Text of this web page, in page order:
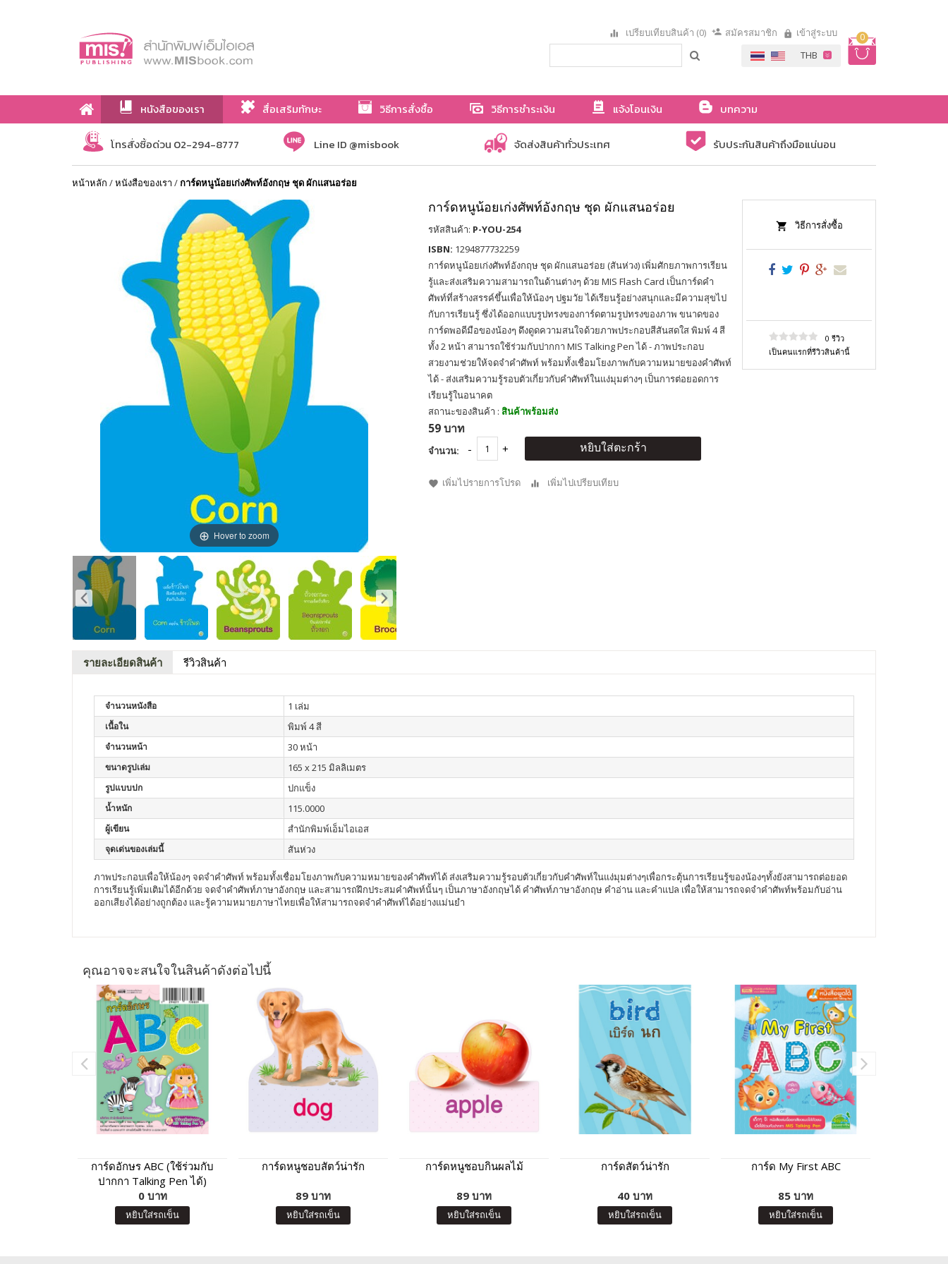
0
เปรียบเทียบสินค้า (0) สมัครสมาชิก เข้าสู่ระบบ
หนังสือของเรา สื่อเสริมทักษะ วิธีการสั่งซื้อ วิธีการชำระเงิน แจ้งโอนเงิน
บทความ
เกี่ยวกับเรา
โทรสั่งซื้อด่วน 02-294-8777 Line ID @misbook จัดส่งสินค้าทั่วประเทศ รับประกันสินค้าถึงมือแน่นอน
หน้าหลัก /หนังสือของเรา /การ์ดหนูน้อยเก่งศัพท์อังกฤษ ชุด ผักแสนอร่อย
Hover to zoom
การ์ดหนูน้อยเก่งศัพท์อังกฤษ ชุด ผักแสนอร่อย
รหัสสินค้า: P-YOU-254
ISBN: 1294877732259
การ์ดหนูน้อยเก่งศัพท์อังกฤษ ชุด ผักแสนอร่อย (สันห่วง) เพิ่มศักยภาพการเรียน
รู้และส่งเสริมความสามารถในด้านต่างๆ ด้วย MIS Flash Card เป็นการ์ดคำ
ศัพท์ที่สร้างสรรค์ขึ้นเพื่อให้น้องๆ ปฐมวัย ได้เรียนรู้อย่างสนุกและมีความสุขไป
กับการเรียนรู้ ซึ่งได้ออกแบบรูปทรงของการ์ดตามรูปทรงของภาพ ขนาดของ
การ์ดพอดีมือของน้องๆ ดึงดูดความสนใจด้วยภาพประกอบสีสันสดใส พิมพ์ 4 สี
ทั้ง 2 หน้า สามารถใช้ร่วมกับปากกา MIS Talking Pen ได้ - ภาพประกอบ
สวยงามช่วยให้จดจำคำศัพท์ พร้อมทั้งเชื่อมโยงภาพกับความหมายของคำศัพท์
ได้ - ส่งเสริมความรู้รอบตัวเกี่ยวกับคำศัพท์ในแง่มุมต่างๆ เป็นการต่อยอดการ
เรียนรู้ในอนาคต
สถานะของสินค้า : สินค้าพร้อมส่ง
59 บาท
จำนวน: หยิบใส่ตะกร้า
เพิ่มไปรายการโปรด เพิ่มไปเปรียบเทียบ
วิธีการสั่งซื้อ
0 รีวิว
เป็นคนแรกที่รีวิวสินค้านี้
รายละเอียดสินค้า รีวิวสินค้า
จำนวนหนังสือ 1 เล่ม
เนื้อใน พิมพ์ 4 สี
จำนวนหน้า 30 หน้า
ขนาดรูปเล่ม 165 x 215 มิลลิเมตร
รูปแบบปก ปกแข็ง
น้ำหนัก 115.0000
ผู้เขียน สำนักพิมพ์เอ็มไอเอส
จุดเด่นของเล่มนี้ สันห่วง
ภาพประกอบเพื่อให้น้องๆ จดจำคำศัพท์ พร้อมทั้งเชื่อมโยงภาพกับความหมายของคำศัพท์ได้ ส่งเสริมความรู้รอบตัวเกี่ยวกับคำศัพท์ในแง่มุมต่างๆเพื่อกระตุ้นการเรียนรู้ของน้องๆทั้งยังสามารถต่อยอด
การเรียนรู้เพิ่มเติมได้อีกด้วย จดจำคำศัพท์ภาษาอังกฤษ และสามารถฝึกประสมคำศัพท์นั้นๆ เป็นภาษาอังกฤษได้ คำศัพท์ภาษาอังกฤษ คำอ่าน และคำแปล เพื่อให้สามารถจดจำคำศัพท์พร้อมกับอ่าน
ออกเสียงได้อย่างถูกต้อง และรู้ความหมายภาษาไทยเพื่อให้สามารถจดจำคำศัพท์ได้อย่างแม่นยำ
คุณอาจจะสนใจในสินค้าดังต่อไปนี้
การ์ดอักษร ABC (ใช้ร่วมกับ
ปากกา Talking Pen ได้)
0 บาท
หยิบใส่รถเข็น
การ์ดหนูชอบสัตว์น่ารัก
89 บาท
หยิบใส่รถเข็น
การ์ดหนูชอบกินผลไม้
89 บาท
หยิบใส่รถเข็น
การ์ดสัตว์น่ารัก
40 บาท
หยิบใส่รถเข็น
การ์ด My First ABC
85 บาท
หยิบใส่รถเข็น